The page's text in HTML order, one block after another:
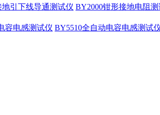
引下线导通测试仪 BY2000钳形接地电阻测
容电感测试仪 BY5510全自动电容电感测试